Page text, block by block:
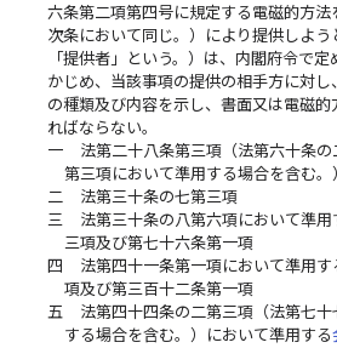
六条第二項第四号に規定する電磁的方
次条において同じ。）により提供しよ
「提供者」という。）は、内閣府令で
かじめ、当該事項の提供の相手方に対
の種類及び内容を示し、書面又は電磁
ればならない。
一
法第二十八条第三項（法第六十条
第三項において準用する場合を含む。）
二
法第三十条の七第三項
三
法第三十条の八第六項において準用
三項及び第七十六条第一項
四
法第四十一条第一項において準用す
項及び第三百十二条第一項
五
法第四十四条の二第三項（法第七
する場合を含む。）において準用する